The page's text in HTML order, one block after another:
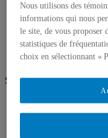
Médias
Géographie
Revue de
Nous joindre
Suivez-nous
Facebook
Instagram
Nous utilisons des
informations qui nous
le site, de vous proposer
statistiques de
choix en sélectionnant «